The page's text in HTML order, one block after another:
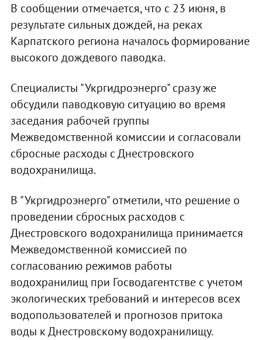
В сообщении отмечается, что с 23 июня, в
результате сильных дождей, на реках
Карпатского региона началось формирование
высокого дождевого паводка.
Специалисты "Укргидроэнерго" сразу же
обсудили паводковую ситуацию во время
заседания рабочей группы
Межведомственной комиссии и согласовали
сбросные расходы с Днестровского
водохранилища.
В "Укргидроэнерго" отметили, что решение о
проведении сбросных расходов с
Днестровского водохранилища принимается
Межведомственной комиссией по
согласованию режимов работы
водохранилищ при Госводагентстве с учетом
экологических требований и интересов всех
водопользователей и прогнозов притока
воды к Днестровскому водохранилищу.